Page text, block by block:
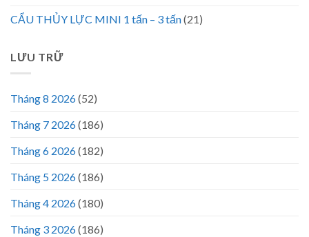
CẨU THỦY LỰC MINI 1 tấn – 3 tấn(21)
LƯU TRỮ
Tháng 8 2026(52)
Tháng 7 2026(186)
Tháng 6 2026(182)
Tháng 5 2026(186)
Tháng 4 2026(180)
Tháng 3 2026(186)